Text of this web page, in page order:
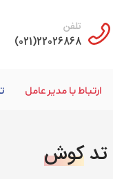
تلفن
22026868(021)
ارتباط با مدیر عامل
تدکوش